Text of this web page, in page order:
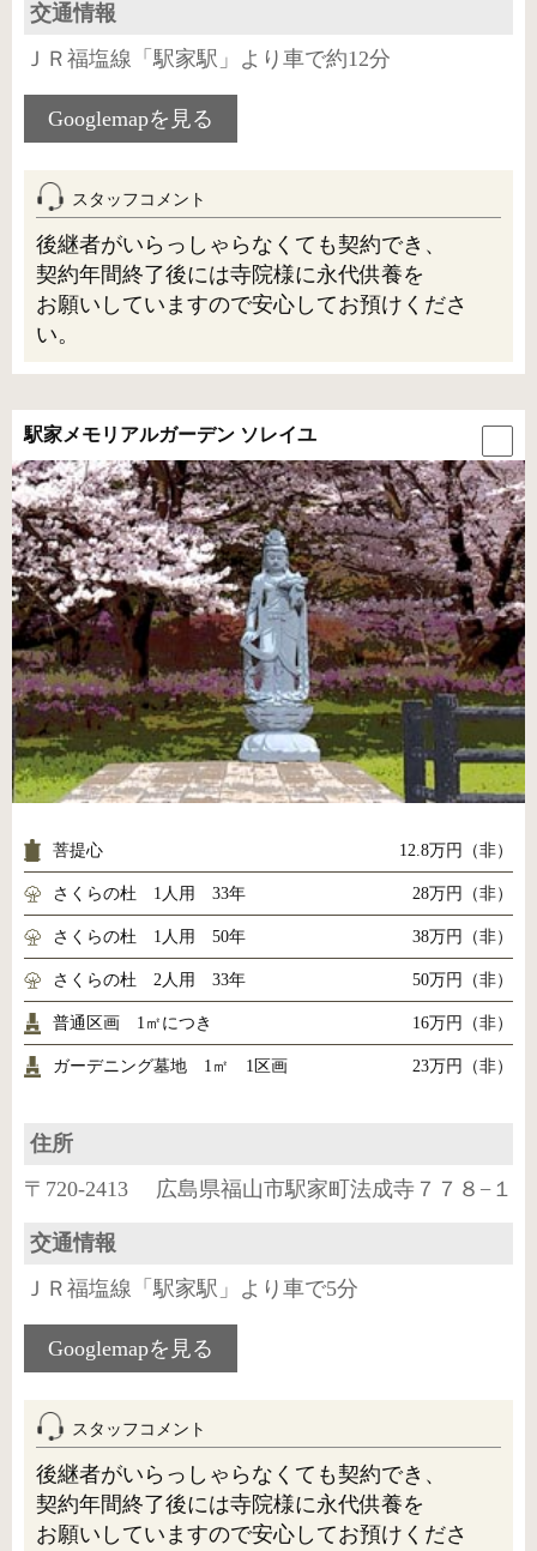
交通情報
ＪＲ福塩線「駅家駅」より車で約12分
Googlemapを見る
スタッフコメント
後継者がいらっしゃらなくても契約でき、
契約年間終了後には寺院様に永代供養を
お願いしていますので安心してお預けくださ
い。
駅家メモリアルガーデン ソレイユ
菩提心 12.8万円（非）
さくらの杜 1人用 33年 28万円（非）
さくらの杜 1人用 50年 38万円（非）
さくらの杜 2人用 33年 50万円（非）
普通区画 1㎡につき 16万円（非）
ガーデニング墓地 1㎡ 1区画 23万円（非）
住所
〒720-2413 広島県福山市駅家町法成寺７７８−１
交通情報
ＪＲ福塩線「駅家駅」より車で5分
Googlemapを見る
スタッフコメント
後継者がいらっしゃらなくても契約でき、
契約年間終了後には寺院様に永代供養を
お願いしていますので安心してお預けくださ